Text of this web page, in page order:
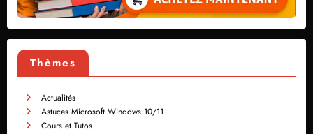
Thèmes
Actualités
Astuces Microsoft Windows 10/11
Cours et Tutos